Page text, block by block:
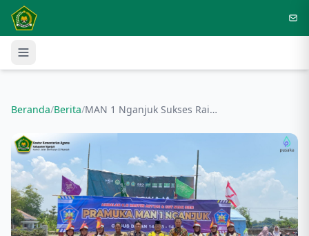
Langsung ke konten utama
Beranda/Berita/ MAN 1 Nganjuk Sukses Raih Juara Umum di Lomba Aswaja Camp V